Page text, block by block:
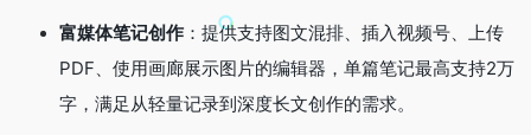
富媒体笔记创作 ：提供支持图文混排、插入视频号、上传
PDF、使用画廊展示图片的编辑器，单篇笔记最高支持2万
字，满足从轻量记录到深度长文创作的需求。